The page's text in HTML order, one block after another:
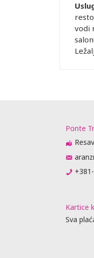
vodi
Ponte
Kartice
Sva